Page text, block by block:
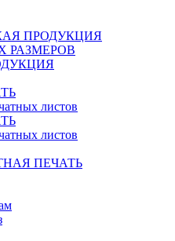
ПРОДУКЦИЯ
РАЗМЕРОВ
листов
листов
ПЕЧАТЬ